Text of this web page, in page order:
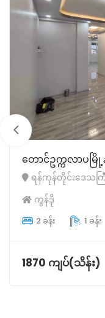
တောင်ဥက္ကလာပမ
ရန်ကုန်တိုင်းဒေသက
ကွန်ဒို
2 ခန်း 1 ခန်း
1870 ကျပ်(သိန်း)